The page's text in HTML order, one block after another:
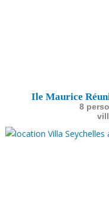
Ile Maurice
8